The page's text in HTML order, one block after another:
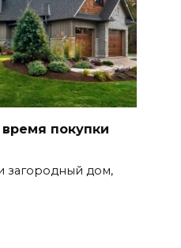
покупки
загородный дом,